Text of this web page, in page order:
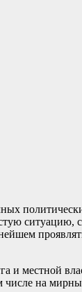
и местной
на